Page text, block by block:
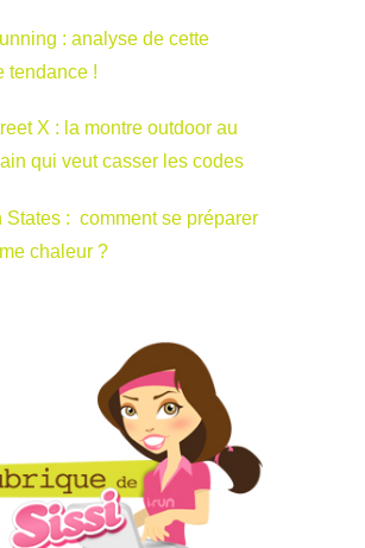
: analyse de cette
tendance !
X : la montre outdoor au
qui veut casser les codes
States : comment se préparer
chaleur ?